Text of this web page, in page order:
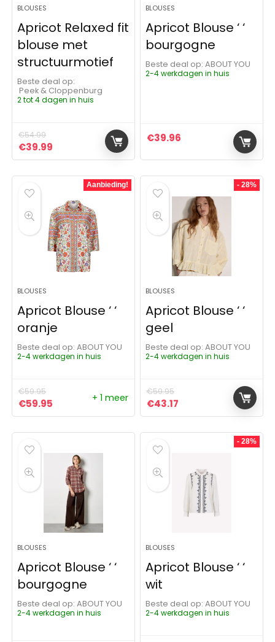
BLOUSES
Apricot Relaxed fit
blouse met
structuurmotief
Beste deal op:
Peek & Cloppenburg
2 tot 4 dagen in huis
€54.99
Oorspronkelijke prijs was: €54.99.
€39.99 Huidige prijs is: €39.99.
BLOUSES
Apricot Blouse ‘ ‘
bourgogne
Beste deal op:
ABOUT YOU
2-4 werkdagen in huis
€39.96
Aanbieding!
BLOUSES
Apricot Blouse ‘ ‘
oranje
Beste deal op:
ABOUT YOU
2-4 werkdagen in huis
€59.95
Oorspronkelijke prijs was: €59.95.
€59.95 Huidige prijs is: €59.95.
+ 1 meer
- 28%
BLOUSES
Apricot Blouse ‘ ‘
geel
Beste deal op:
ABOUT YOU
2-4 werkdagen in huis
€59.95
Oorspronkelijke prijs
€43.17 Huidige prijs is:
BLOUSES
Apricot Blouse ‘ ‘
bourgogne
Beste deal op:
ABOUT YOU
2-4 werkdagen in huis
- 28%
BLOUSES
Apricot Blouse ‘ ‘
wit
Beste deal op:
ABOUT YOU
2-4 werkdagen in huis